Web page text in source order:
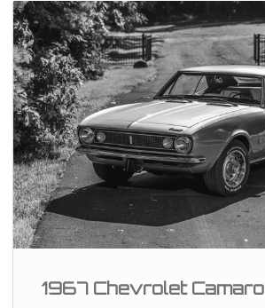
1967 Chevrolet Camaro